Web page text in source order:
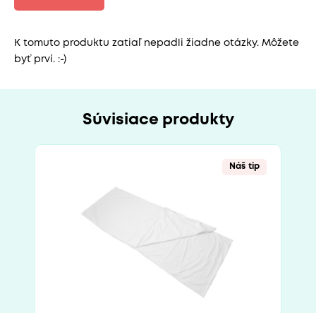
K tomuto produktu zatiaľ nepadli žiadne otázky. Môžete
byť prví. :-)
Súvisiace produkty
Náš tip